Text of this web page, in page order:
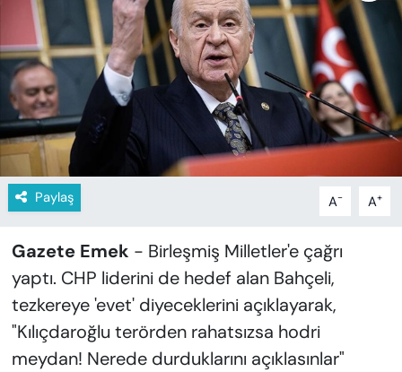
Paylaş A- A+
Gazete Emek - Birleşmiş Milletler'e çağrı
yaptı. CHP liderini de hedef alan Bahçeli,
tezkereye 'evet' diyeceklerini açıklayarak,
"Kılıçdaroğlu terörden rahatsızsa hodri
meydan! Nerede durduklarını açıklasınlar"
SPOR
KÜLTÜR-SANAT
MAGAZİN
ÖZEL HABER
YAZAR KÖŞESİ
SİYASET
VAN VE DİYARBAKIR HABERLERİ